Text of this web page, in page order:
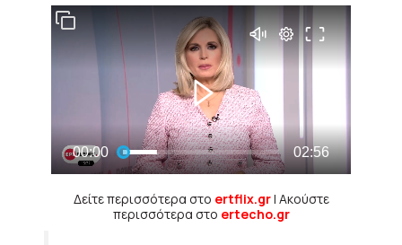
Δείτε περισσότερα στο ertflix.gr| Ακούστε
περισσότερα στο ertecho.gr